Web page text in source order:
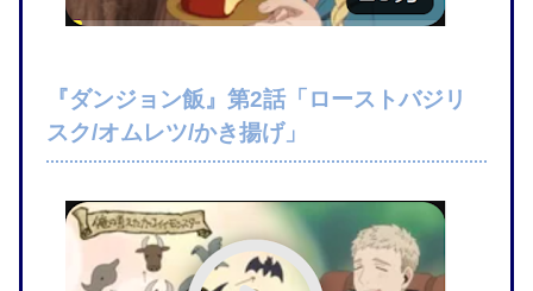
『ダンジョン飯』第2話「ローストバジリ
スク/オムレツ/かき揚げ」